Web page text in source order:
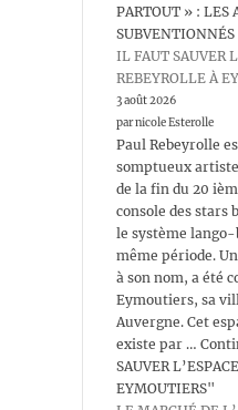
PARTOUT » : LES
IL FAUT SAUVER
REBEYROLLE À
3 août 2026
par nicole Esterolle
Paul Rebeyrolle
somptueux
de la fin du 20
console des stars
le système
même période.
à son nom, a été
Eymoutiers, sa
Auvergne. Cet
existe par …
SAUVER
EYMOUTIERS"